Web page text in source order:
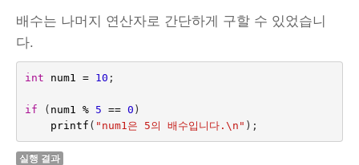
배수는 나머지 연산자로 간단하게 구할 수 있었습니
다.
int num1 = 10 ;
if ( num1 % 5 == 0 )
printf ( "num1은 5의 배수입니다. \n " );
실행 결과